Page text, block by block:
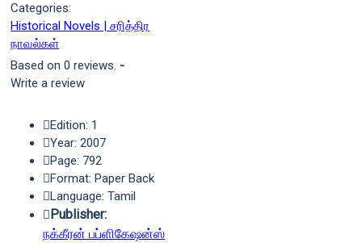
Categories:
Historical Novels | சரித்திர
நாவல்கள்
Based on 0 reviews. -
Write a review
Edition: 1
Year: 2007
Page: 792
Format: Paper Back
Language: Tamil
Publisher:
நக்கீரன் பப்ளிகேஷன்ஸ்